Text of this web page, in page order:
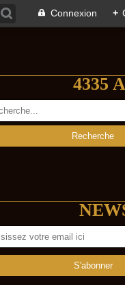
Connexion +
4335